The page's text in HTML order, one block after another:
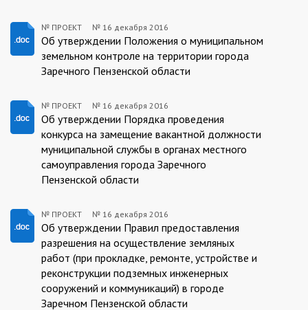
ПРОЕКТ:2016-
№ ПРОЕКТ № 16 декабря 2016
Об утверждении Положения о муниципальном
земельном контроле на территории города
Заречного Пензенской области
ПРОЕКТ:2016-
№ ПРОЕКТ № 16 декабря 2016
Об утверждении Порядка проведения
конкурса на замещение вакантной должности
муниципальной службы в органах местного
самоуправления города Заречного
Пензенской области
ПРОЕКТ:2016-
№ ПРОЕКТ № 16 декабря 2016
Об утверждении Правил предоставления
разрешения на осуществление земляных
работ (при прокладке, ремонте, устройстве и
реконструкции подземных инженерных
сооружений и коммуникаций) в городе
Заречном Пензенской области